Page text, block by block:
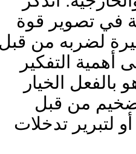
في تصوير قوة
لضربه من قبل
أهمية التفكير
بالفعل الخيار
من قبل
لتبرير تدخلات